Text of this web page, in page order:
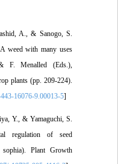
A., & Sanogo, S.
A weed with many uses
F. Menalled (Eds.),
plants (pp. 209-224).
443-16076-9.00013-5
Y., & Yamaguchi, S.
regulation of seed
sophia). Plant Growth